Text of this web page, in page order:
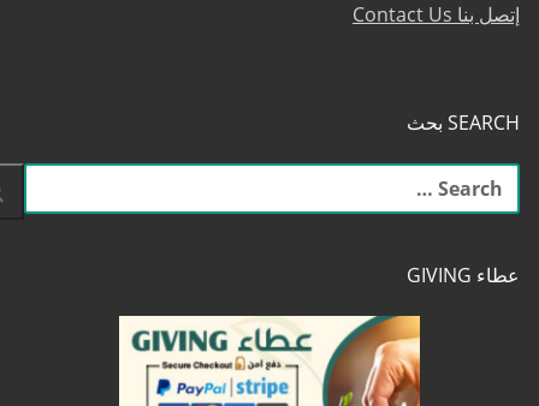
إتصل بنا Contact Us
SEARCH بحث
البحث
عن:
عطاء GIVING